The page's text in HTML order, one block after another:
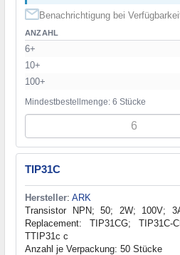
Benachrichtigung bei
ANZAHL
6+
10+
100+
Mindestbestellmenge: 6 Stücke
TIP31C
Hersteller: ARK
Transistor NPN; 50; 2W; 100V;
Replacement: TIP31CG; TIP31C-
TTIP31c c
Anzahl je Verpackung: 50 Stücke